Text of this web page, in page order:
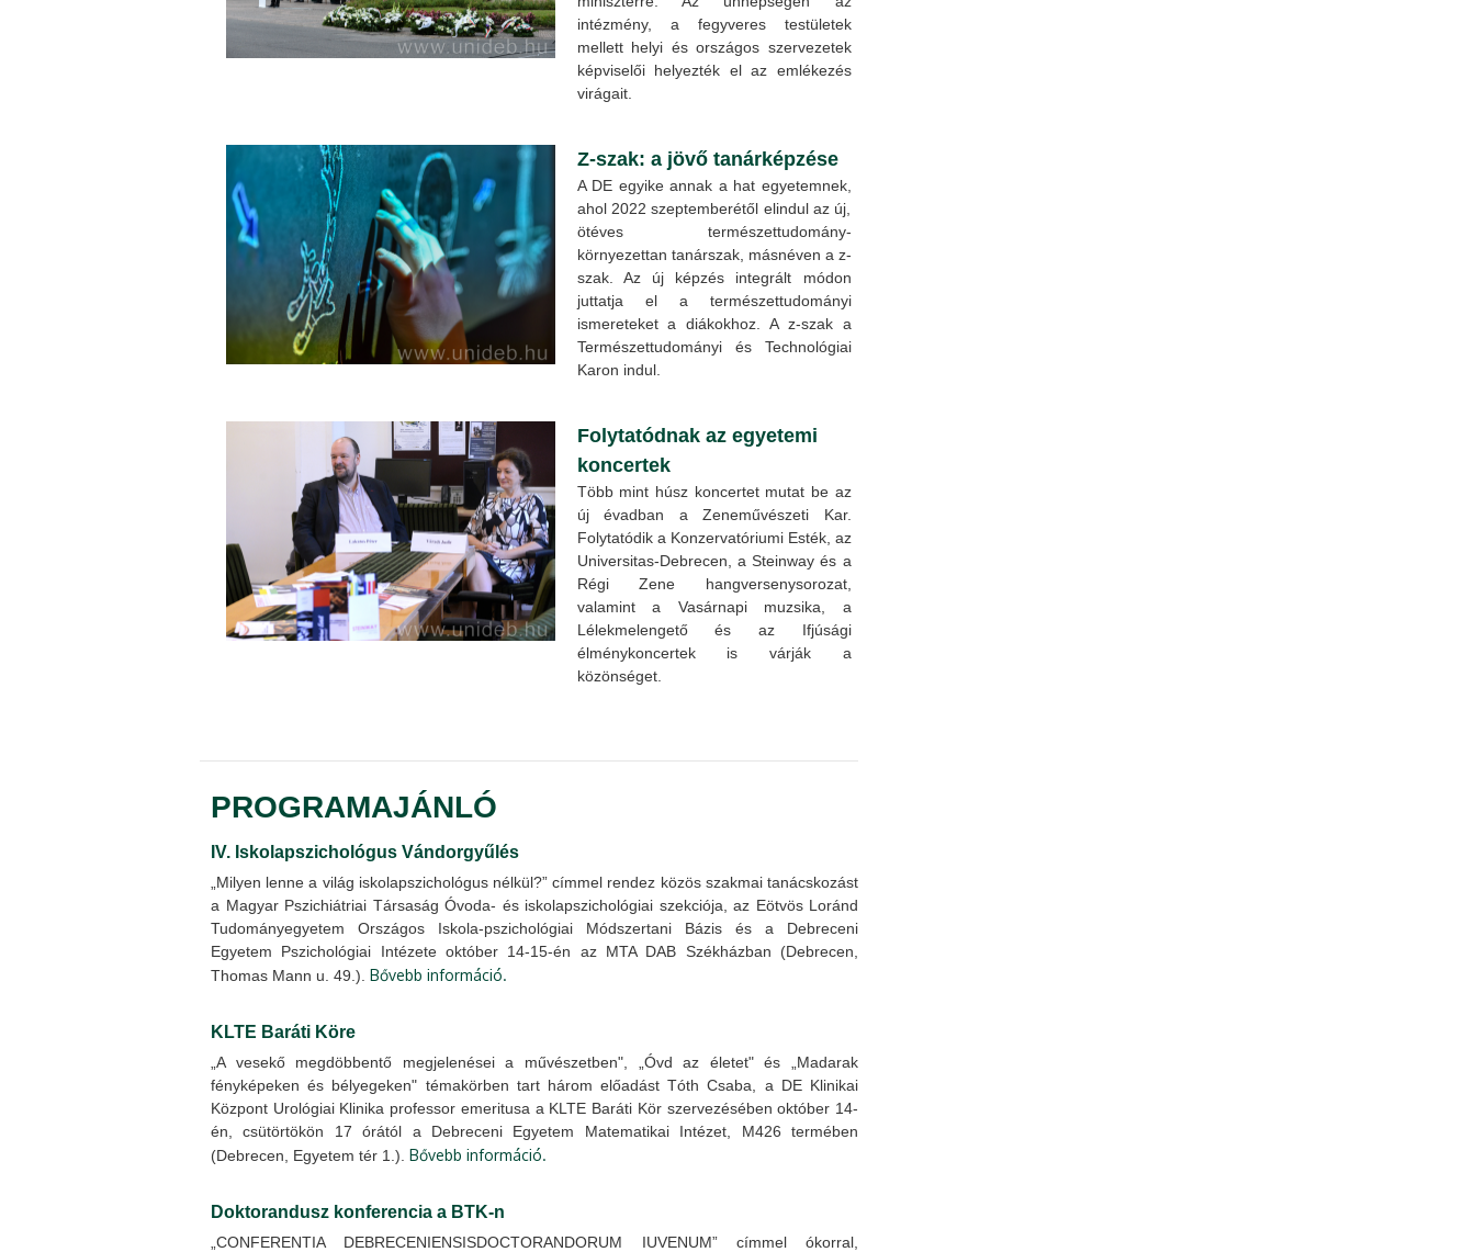
intézmény, a fegyveres testületek
mellett helyi és országos szervezetek
képviselői helyezték el az emlékezés
virágait.
Z-szak: a jövő tanárképzése
A DE egyike annak a hat egyetemnek,
ahol 2022 szeptemberétől elindul az új,
ötéves természettudomány-
környezettan tanárszak, másnéven a z-
szak. Az új képzés integrált módon
juttatja el a természettudományi
ismereteket a diákokhoz. A z-szak a
Természettudományi és Technológiai
Karon indul.
Folytatódnak az egyetemi
koncertek
Több mint húsz koncertet mutat be az
új évadban a Zeneművészeti Kar.
Folytatódik a Konzervatóriumi Esték, az
Universitas-Debrecen, a Steinway és a
Régi Zene hangversenysorozat,
valamint a Vasárnapi muzsika, a
Lélekmelengető és az Ifjúsági
élménykoncertek is várják a
közönséget.
PROGRAMAJÁNLÓ
IV. Iskolapszichológus Vándorgyűlés
„Milyen lenne a világ iskolapszichológus nélkül?” címmel rendez közös szakmai tanácskozást
a Magyar Pszichiátriai Társaság Óvoda- és iskolapszichológiai szekciója, az Eötvös Loránd
Tudományegyetem Országos Iskola-pszichológiai Módszertani Bázis és a Debreceni
Egyetem Pszichológiai Intézete október 14-15-én az MTA DAB Székházban (Debrecen,
Thomas Mann u. 49.). Bővebb információ.
KLTE Baráti Köre
„A vesekő megdöbbentő megjelenései a művészetben", „Óvd az életet" és „Madarak
fényképeken és bélyegeken" témakörben tart három előadást Tóth Csaba, a DE Klinikai
Központ Urológiai Klinika professor emeritusa a KLTE Baráti Kör szervezésében október 14-
én, csütörtökön 17 órától a Debreceni Egyetem Matematikai Intézet, M426 termében
(Debrecen, Egyetem tér 1.). Bővebb információ.
Doktorandusz konferencia a BTK-n
„CONFERENTIA DEBRECENIENSISDOCTORANDORUM IUVENUM” címmel ókorral,